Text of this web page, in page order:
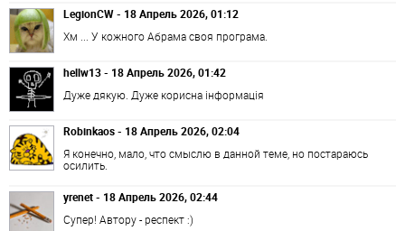
LegionCW - 18 Апрель 2026, 01:12
Хм ... У кожного Абрама своя програма.
hellw13 - 18 Апрель 2026, 01:42
Дуже дякую. Дуже корисна інформація
Robinkaos - 18 Апрель 2026, 02:04
Я конечно, мало, что смыслю в данной теме, но постараюсь
осилить.
yrenet - 18 Апрель 2026, 02:44
Супер! Автору - респект :)